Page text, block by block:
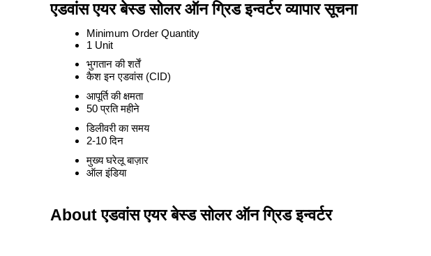
एडवांस एयर बेस्ड सोलर ऑन ग्रिड इन्वर्टर व्यापार सूचना
Minimum Order Quantity
1 Unit
भुगतान की शर्तें
कैश इन एडवांस (CID)
आपूर्ति की क्षमता
50 प्रति महीने
डिलीवरी का समय
2-10 दिन
मुख्य घरेलू बाज़ार
ऑल इंडिया
About एडवांस एयर बेस्ड सोलर ऑन ग्रिड इन्वर्टर